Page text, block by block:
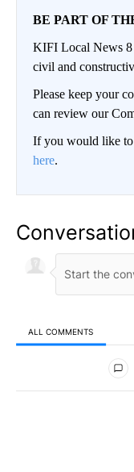
BE PART OF
KIFI Local News 8
civil and
Please keep your
can review our
If you would like to
here.
ALL COMMENTS
All Comments